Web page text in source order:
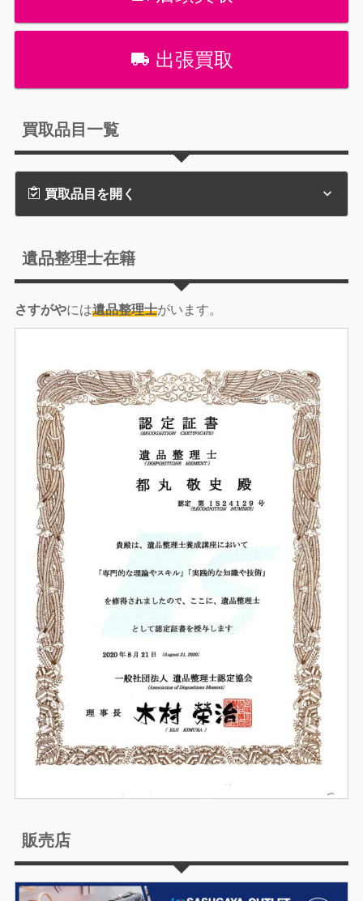
出張買取
買取品目一覧
買取品目を開く
遺品整理士在籍
さすがやには遺品整理士がいます。
販売店